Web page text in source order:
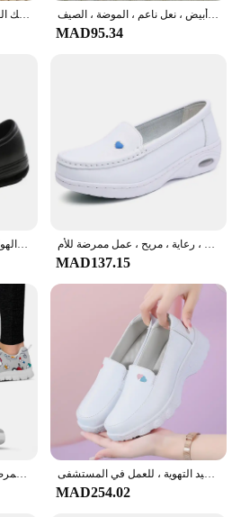
الخريف أحذية ممرضة النساء مريحة لينة وحيد تنفس عدم الانزلاق كعب مسطح نعل سميك العمل أحذية واحدة بيضاء صغيرة أحذية رياضية مسطحة مريحة مانعة للإنزلاق للنساء ، أحذية ممرضة غير رسمية ، كعب إسفيني أبيض ، نعل ناعم ، الموضة ، الصيف
MAD95.34
حذاء مشي كاجوال ناعم للنساء ، مسطح لعمل الممرضات ، حذاء بدون كعب مريح يسمح بمرور الهواء للتمريض ، نعل مانع للإنزلاق حذاء جلد مسطح للنساء ، كعب إسفيني أبيض كاجوال ، نعل ناعم ، مانع للإنزلاق ، رعاية ، مريح ، عمل ممرضة للأم
MAD137.15
MAD254.02